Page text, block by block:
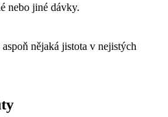
nebo jiné dávky.
nějaká jistota v nejistých